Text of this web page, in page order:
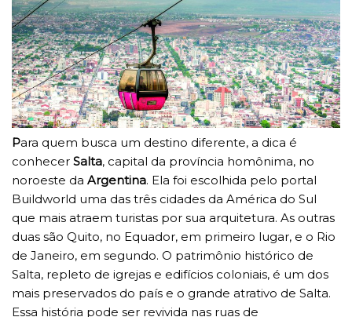
Para quem busca um destino diferente, a dica é
conhecer Salta, capital da província homônima, no
noroeste da Argentina. Ela foi escolhida pelo portal
Buildworld uma das três cidades da América do Sul
que mais atraem turistas por sua arquitetura. As outras
duas são Quito, no Equador, em primeiro lugar, e o Rio
de Janeiro, em segundo. O patrimônio histórico de
Salta, repleto de igrejas e edifícios coloniais, é um dos
mais preservados do país e o grande atrativo de Salta.
Essa história pode ser revivida nas ruas de